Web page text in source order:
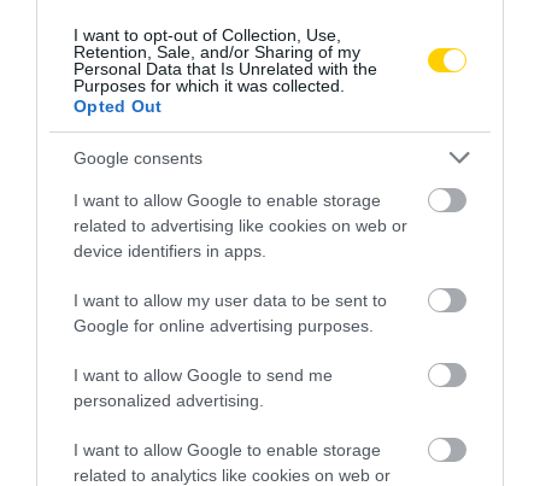
I want to opt-out of Collection, Use,
Retention, Sale, and/or Sharing of my
Personal Data that Is Unrelated with the
Purposes for which it was collected.
Opted Out
Google consents
I want to allow Google to enable storage
related to advertising like cookies on web or
device identifiers in apps.
I want to allow my user data to be sent to
Google for online advertising purposes.
I want to allow Google to send me
personalized advertising.
I want to allow Google to enable storage
related to analytics like cookies on web or
NEM TE VAGY BÉNA, CSAK AZ
APP HISZI MAGÁRÓL, HOGY
MINDENKI 23 ÉVES
2026. AUGUSZTUS 07.
MIT EGYÜNK, HA 70 FELETT IS
SZERETNÉNK ÖNÁLLÓAN
2026. AUGUSZTUS 05.